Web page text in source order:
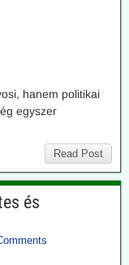
hanem politikai
egyszer
Read Post
és